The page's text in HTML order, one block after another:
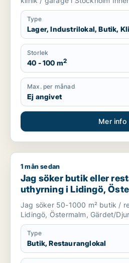
Type
Lager, Industrilokal, Butik,
Storlek
40 - 100 m2
Max. per månad
Ej angivet
Mer info
Jag söker butik eller
1 mån sedan
Jag söker butik eller
uthyrning i Lidingö,
Gärdet/Djurgården
Jag söker 50-1000 m² butik /
Lidingö, Östermalm, Gärdet/
Type
Butik, Restauranglokal